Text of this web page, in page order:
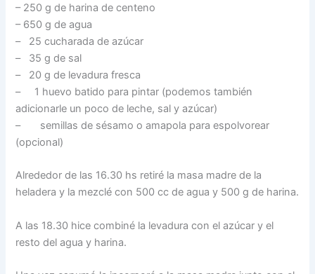
– 250 g de harina de centeno
– 650 g de agua
– 25 cucharada de azúcar
– 35 g de sal
– 20 g de levadura fresca
– 1 huevo batido para pintar (podemos también
adicionarle un poco de leche, sal y azúcar)
– semillas de sésamo o amapola para espolvorear
(opcional)
Alrededor de las 16.30 hs retiré la masa madre de la
heladera y la mezclé con 500 cc de agua y 500 g de harina.
A las 18.30 hice combiné la levadura con el azúcar y el
resto del agua y harina.